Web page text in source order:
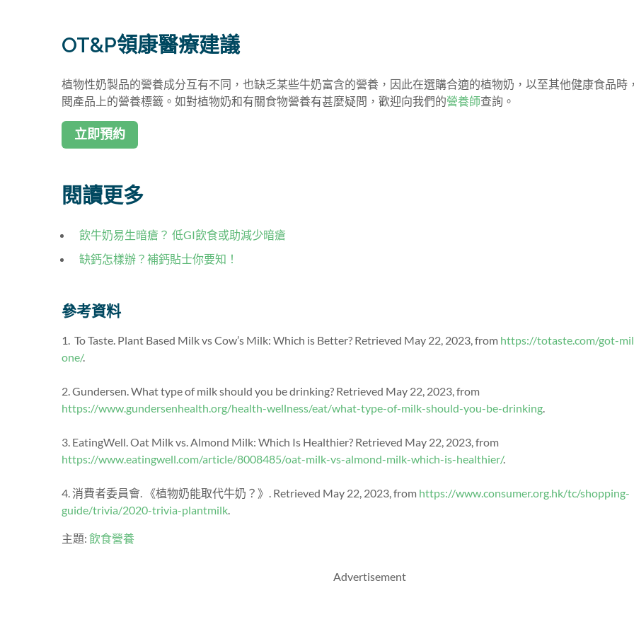
OT&P領康醫療建議
植物性奶製品的營養成分互有不同，也缺乏某些牛奶富含的營養，因此在選購合適的植物奶，以至其他健康食品時
閱產品上的營養標籤。如對植物奶和有關食物營養有甚麼疑問，歡迎向我們的營養師查詢。
立即預約
閱讀更多
飲牛奶易生暗瘡？ 低GI飲食或助減少暗瘡
缺鈣怎樣辦？補鈣貼士你要知！
參考資料
1. To Taste. Plant Based Milk vs Cow’s Milk: Which is Better? Retrieved May 22, 2023, from https://totaste.com/got-
one/.
2. Gundersen. What type of milk should you be drinking? Retrieved May 22, 2023, from
https://www.gundersenhealth.org/health-wellness/eat/what-type-of-milk-should-you-be-drinking.
3. EatingWell. Oat Milk vs. Almond Milk: Which Is Healthier? Retrieved May 22, 2023, from
https://www.eatingwell.com/article/8008485/oat-milk-vs-almond-milk-which-is-healthier/.
4. 消費者委員會. 《植物奶能取代牛奶？》. Retrieved May 22, 2023, from https://www.consumer.org.hk/tc/shopping-
guide/trivia/2020-trivia-plantmilk.
主題: 飲食營養
Advertisement